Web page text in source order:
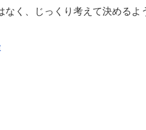
く、じっくり考えて決めるよ